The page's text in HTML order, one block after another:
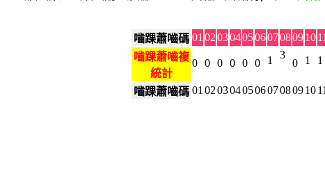
嚙踝蕭嚙碼 01 02030405060708091011
嚙踝蕭嚙複
統計
0 0 0 0 0 0 1 3
0 1 1
嚙踝蕭嚙碼 01 02030405060708091011